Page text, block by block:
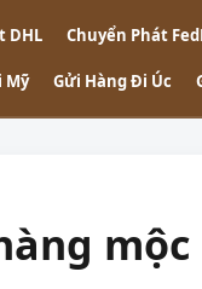
DHL Chuyển Phát
Mỹ Gửi Hàng Đi Úc